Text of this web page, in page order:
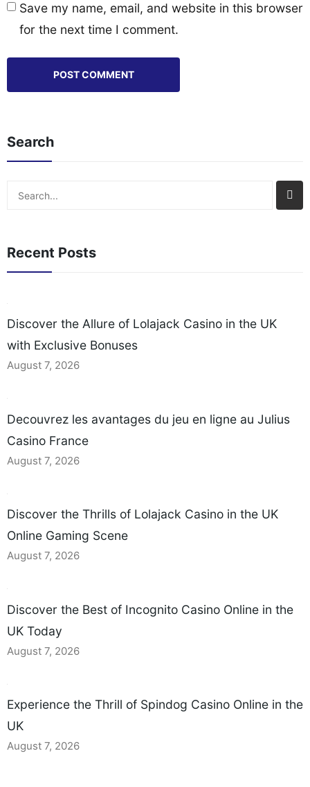
Save my name, email, and website in this browser
for the next time I comment.
Search
Search
Recent Posts
Discover the Allure of Lolajack Casino in the UK
with Exclusive Bonuses
August 7, 2026
Decouvrez les avantages du jeu en ligne au Julius
Casino France
August 7, 2026
Discover the Thrills of Lolajack Casino in the UK
Online Gaming Scene
August 7, 2026
Discover the Best of Incognito Casino Online in the
UK Today
August 7, 2026
Experience the Thrill of Spindog Casino Online in the
UK
August 7, 2026